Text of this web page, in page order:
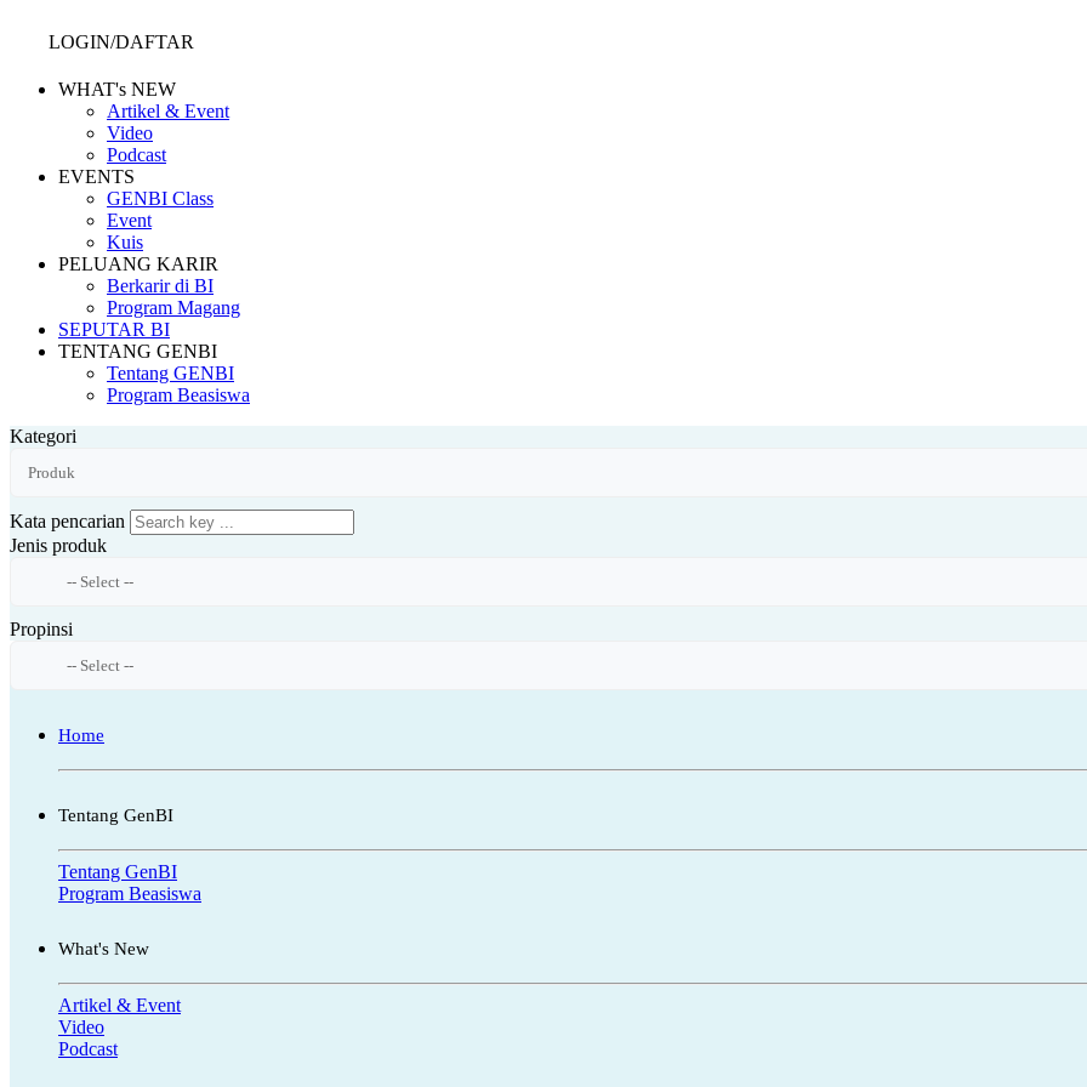
LOGIN/DAFTAR
WHAT's NEW
Artikel & Event
Video
Podcast
EVENTS
GENBI Class
Event
Kuis
PELUANG KARIR
Berkarir di BI
Program Magang
SEPUTAR BI
TENTANG GENBI
Tentang GENBI
Program Beasiswa
Kategori
Kata pencarian
Jenis produk
Propinsi
Home
Tentang GenBI
Tentang GenBI
Program Beasiswa
What's New
Artikel & Event
Video
Podcast